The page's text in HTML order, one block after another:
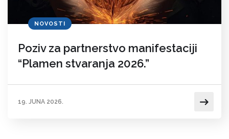
NOVOSTI
Poziv za partnerstvo manifestaciji
“Plamen stvaranja 2026.”
19. JUNA 2026.